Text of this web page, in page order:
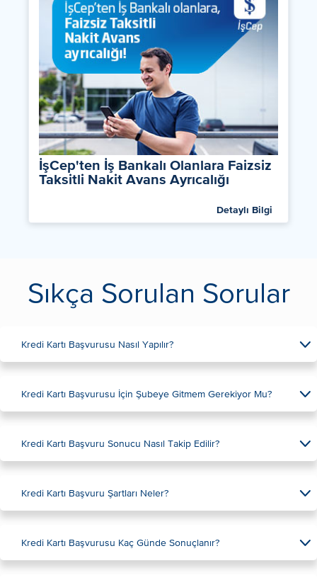
İşCep'ten İş Bankalı Olanlara Faizsiz
Taksitli Nakit Avans Ayrıcalığı
Detaylı Bilgi
Sıkça Sorulan Sorular
Kredi Kartı Başvurusu Nasıl Yapılır?
Kredi Kartı Başvurusu İçin Şubeye Gitmem Gerekiyor Mu?
Kredi Kartı Başvuru Sonucu Nasıl Takip Edilir?
Kredi Kartı Başvuru Şartları Neler?
Kredi Kartı Başvurusu Kaç Günde Sonuçlanır?